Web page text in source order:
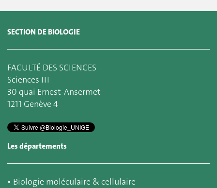
SECTION DE BIOLOGIE
FACULTÉ DES SCIENCES
Sciences III
30 quai Ernest-Ansermet
1211 Genève 4
Les départements
▪ Biologie moléculaire & cellulaire